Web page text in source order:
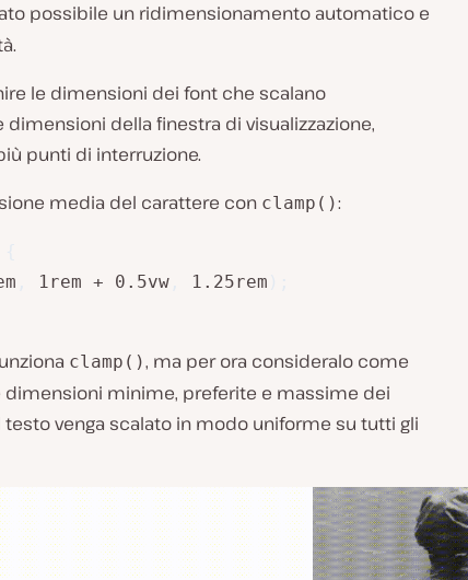
possibile un ridimensionamento automatico e
le dimensioni dei font che scalano
della finestra di visualizzazione,
punti di interruzione.
media del carattere con clamp():
1rem + 0.5vw 1.25rem
clamp(), ma per ora consideralo come
minime, preferite e massime dei
venga scalato in modo uniforme su tutti gli